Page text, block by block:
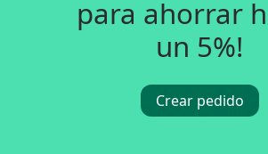
para ahorrar
un 5%!
Crear pedido